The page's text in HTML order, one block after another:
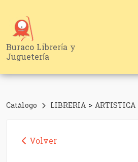
Buraco Librería y
Juguetería
Catálogo LIBRERIA > ARTISTICA
Volver